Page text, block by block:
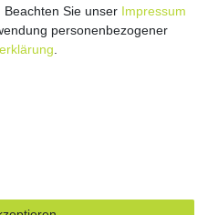
Sie unser Impressum
personenbezogener